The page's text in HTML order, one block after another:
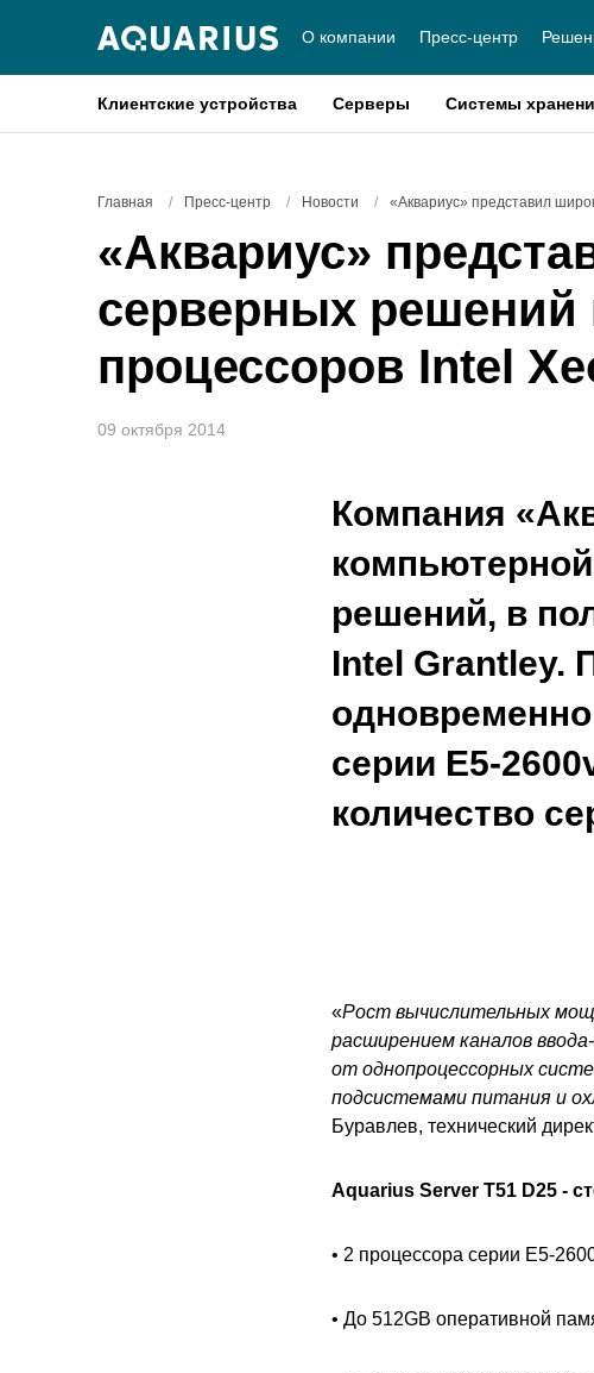
О компании Пресс-центр
Клиентские устройства Серверы Системы
Главная / Пресс-центр / Новости / «Аквариус» представил
«Аквариус»
серверных решений
процессоров Intel
09 октября 2014
Компания
решений, в
Intel Grantley.
серии E5-
количество
«Рост вычислительных
расширением каналов
от однопроцессорных
подсистемами питания и
Буравлев, технический
Aquarius Server T51 D25 -
• 2 процессора серии E5-
• До 512GB оперативной